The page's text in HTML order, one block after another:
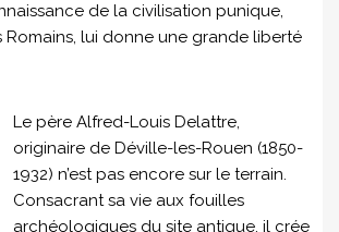
de la civilisation punique,
Romains, lui donne une grande liberté
Le père Alfred-Louis Delattre,
originaire de Déville-les-Rouen (1850-
1932) n’est pas encore sur le terrain.
Consacrant sa vie aux fouilles
archéologiques du site antique, il crée